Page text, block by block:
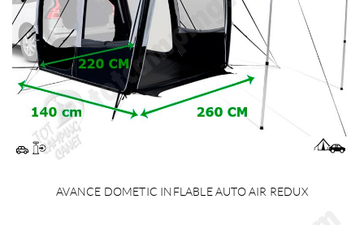
AVANCE DOMETIC INFLABLE AUTO AIR REDUX